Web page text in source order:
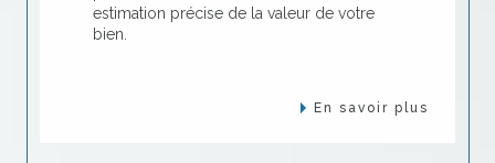
estimation précise de la valeur de votre
bien.
En savoir plus